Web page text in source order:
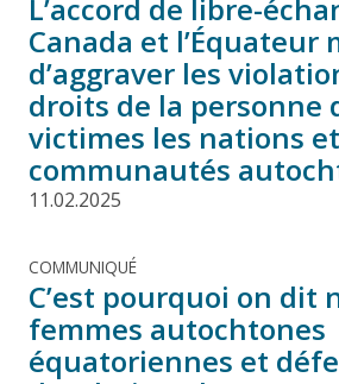
L’accord de libre-
Canada et l’Équateur
d’aggraver les
droits de la personne
victimes les nations
communautés
11.02.2025
COMMUNIQUÉ
C’est pourquoi on dit
femmes autochtones
équatoriennes et